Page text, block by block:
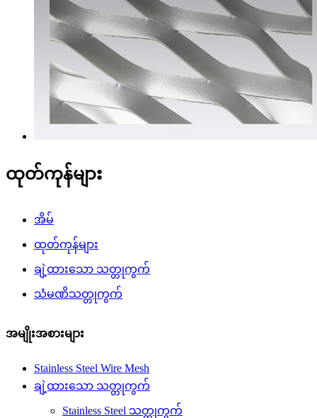
ထုတ်ကုန်များ
အိမ်
ထုတ်ကုန်များ
ချဲ့ထားသော သတ္တုကွက်
သံမဏိသတ္တုကွက်
အမျိုးအစားများ
Stainless Steel Wire Mesh
ချဲ့ထားသော သတ္တုကွက်
Stainless Steel သတ္တုကွက်